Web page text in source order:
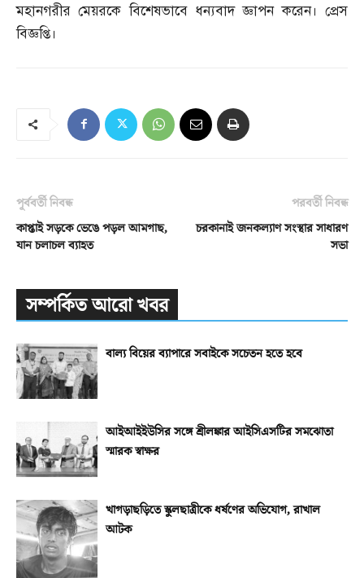
মহানগরীর মেয়রকে বিশেষভাবে ধন্যবাদ জ্ঞাপন করেন। প্রেস
বিজ্ঞপ্তি।
পূর্ববর্তী নিবন্ধ
কাপ্তাই সড়কে ভেঙে পড়ল আমগাছ,
যান চলাচল ব্যাহত
পরবর্তী নিবন্ধ
চরকানাই জনকল্যাণ সংস্থার সাধারণ
সভা
সম্পর্কিত আরো খবর
বাল্য বিয়ের ব্যাপারে সবাইকে সচেতন হতে হবে
আইআইইউসির সঙ্গে শ্রীলঙ্কার আইসিএসটির সমঝোতা
স্মারক স্বাক্ষর
খাগড়াছড়িতে স্কুলছাত্রীকে ধর্ষণের অভিযোগ, রাখাল
আটক